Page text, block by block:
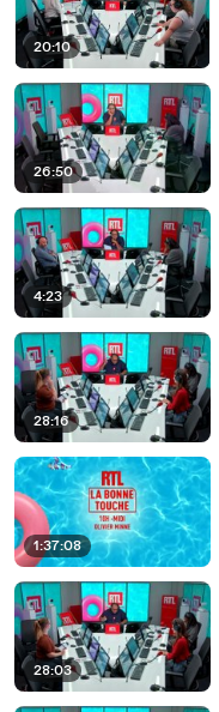
20:10
26:50
4:23
28:16
1:37:08
28:03